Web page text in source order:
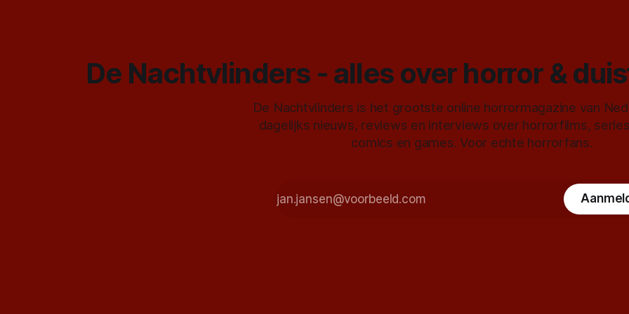
De Nachtvlinders - alles over horror &
De Nachtvlinders is het grootste online horrormagazine van
dagelijks nieuws, reviews en interviews over horrorfilms,
comics en games. Voor echte horrorfans.